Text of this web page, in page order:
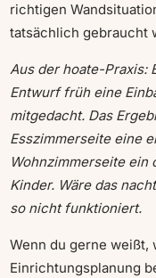
richtigen
tatsächlich gebraucht
Aus der hoate-Praxis:
Entwurf früh eine
mitgedacht. Das
Esszimmerseite eine
Wohnzimmerseite ein
Kinder. Wäre das
so nicht funktioniert.
Wenn du gerne weißt,
Einrichtungsplanung